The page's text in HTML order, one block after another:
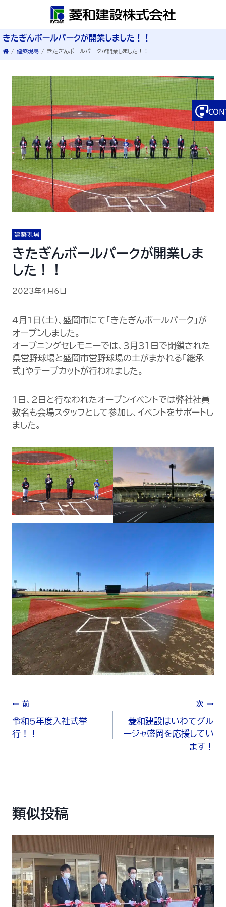
きたぎんボールパークが開業しました！！
/ 建築現場 / きたぎんボールパークが開業しました！！
建築現場
きたぎんボールパークが開業しま
した！！
2023年4月6日
4月1日(土)、盛岡市にて「きたぎんボールパーク」が
オープンしました。
オープニングセレモニーでは、３月３１日で閉鎖された
県営野球場と盛岡市営野球場の土がまかれる「継承
式」やテープカットが行われました。
1日、2日と行なわれたオープンイベントでは弊社社員
数名も会場スタッフとして参加し、イベントをサポートし
ました。
前
令和5年度入社式挙
行！！
次
菱和建設はいわてグル
ージャ盛岡を応援してい
ます！
類似投稿